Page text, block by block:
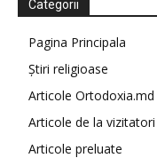
Categorii
Pagina Principala
Știri religioase
Articole Ortodoxia.md
Articole de la vizitatori
Articole preluate